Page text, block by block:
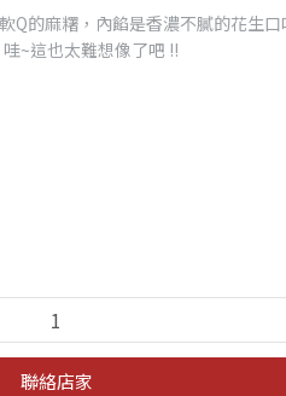
Q的麻糬，內餡是香濃不膩的花生口
~這也太難想像了吧 !!
聯絡店家